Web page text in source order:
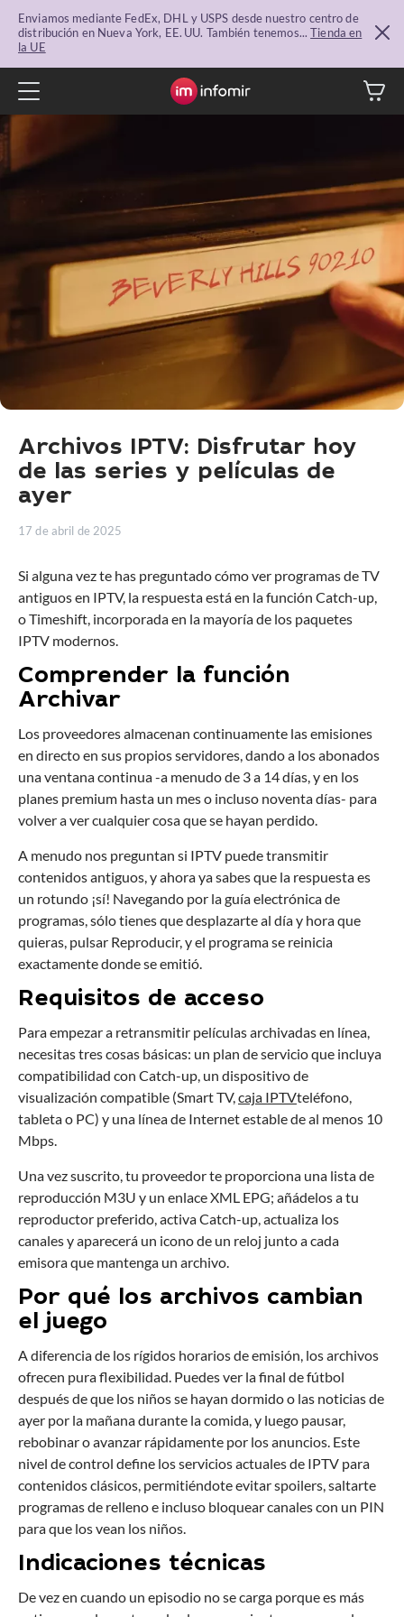
Enviamos mediante FedEx, DHL y USPS desde nuestro centro de
distribución en Nueva York, EE. UU. También tenemos...Tienda en
la UE
Archivos IPTV: Disfrutar hoy
de las series y películas de
ayer
17 de abril de 2025
Si alguna vez te has preguntado cómo ver programas de TV
antiguos en IPTV, la respuesta está en la función Catch-up,
o Timeshift, incorporada en la mayoría de los paquetes
IPTV modernos.
Comprender la función
Archivar
Los proveedores almacenan continuamente las emisiones
en directo en sus propios servidores, dando a los abonados
una ventana continua -a menudo de 3 a 14 días, y en los
planes premium hasta un mes o incluso noventa días- para
volver a ver cualquier cosa que se hayan perdido.
A menudo nos preguntan si IPTV puede transmitir
contenidos antiguos, y ahora ya sabes que la respuesta es
un rotundo ¡sí! Navegando por la guía electrónica de
programas, sólo tienes que desplazarte al día y hora que
quieras, pulsar Reproducir, y el programa se reinicia
exactamente donde se emitió.
Requisitos de acceso
Para empezar a retransmitir películas archivadas en línea,
necesitas tres cosas básicas: un plan de servicio que incluya
compatibilidad con Catch-up, un dispositivo de
visualización compatible (Smart TV, caja IPTVteléfono,
tableta o PC) y una línea de Internet estable de al menos 10
Mbps.
Una vez suscrito, tu proveedor te proporciona una lista de
reproducción M3U y un enlace XML EPG; añádelos a tu
reproductor preferido, activa Catch-up, actualiza los
canales y aparecerá un icono de un reloj junto a cada
emisora que mantenga un archivo.
Por qué los archivos cambian
el juego
A diferencia de los rígidos horarios de emisión, los archivos
ofrecen pura flexibilidad. Puedes ver la final de fútbol
después de que los niños se hayan dormido o las noticias de
ayer por la mañana durante la comida, y luego pausar,
rebobinar o avanzar rápidamente por los anuncios. Este
nivel de control define los servicios actuales de IPTV para
contenidos clásicos, permitiéndote evitar spoilers, saltarte
programas de relleno e incluso bloquear canales con un PIN
para que los vean los niños.
Indicaciones técnicas
De vez en cuando un episodio no se carga porque es más